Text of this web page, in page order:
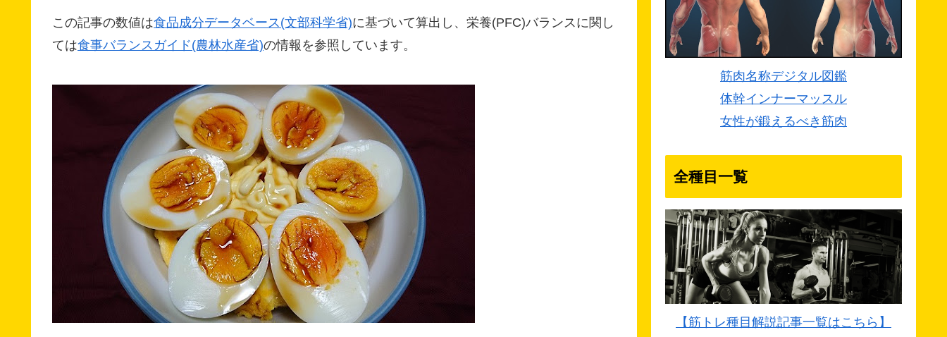
この記事の数値は食品成分データベース(文部科学省)に基づいて算出し、栄養(PFC)バランスに関し
ては食事バランスガイド(農林水産省)の情報を参照しています。
筋肉名称デジタル図鑑
体幹インナーマッスル
女性が鍛えるべき筋肉
全種目一覧
【筋トレ種目解説記事一覧はこちら】